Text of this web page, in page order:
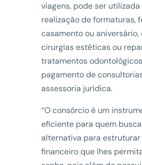
viagens, pode ser
realização de formaturas,
casamento ou aniversário,
cirurgias estéticas ou
tratamentos
pagamento de
assessoria jurídica.
“O consórcio é um
eficiente para quem
alternativa para estruturar
financeiro que lhes